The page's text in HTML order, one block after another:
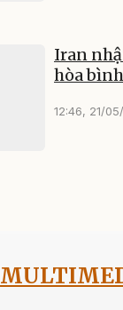
Iran
hòa
12:46, 21/